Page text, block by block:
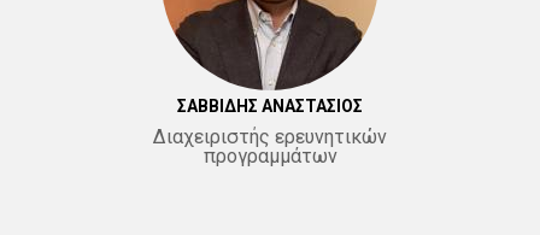
ΣΑΒΒΙΔΗΣ ΑΝΑΣΤΑΣΙΟΣ
Διαχειριστής ερευνητικών
προγραμμάτων